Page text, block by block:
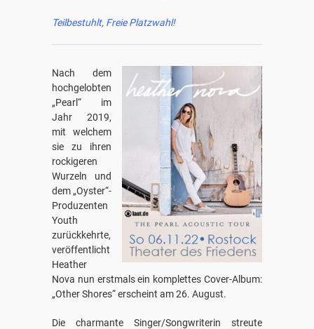
Teilbestuhlt, Freie Platzwahl!
Nach dem
hochgelobten
„Pearl“ im
Jahr 2019,
mit welchem
sie zu ihren
rockigeren
Wurzeln und
dem „Oyster“-
Produzenten
Youth
zurückkehrte,
veröffentlicht
Heather
Nova nun erstmals ein komplettes Cover-Album:
„Other Shores“ erscheint am 26. August.
Die charmante Singer/Songwriterin streute